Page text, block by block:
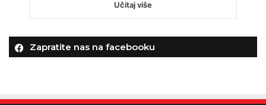
Učitaj više
Zapratite nas na facebooku